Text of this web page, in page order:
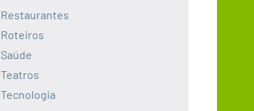
Restaurantes
Roteiros
Saúde
Teatros
Tecnologia